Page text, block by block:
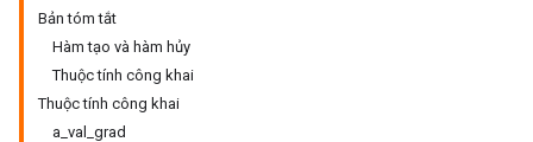
Bản tóm tắt
Hàm tạo và hàm hủy
Thuộc tính công khai
Thuộc tính công khai
a_val_grad